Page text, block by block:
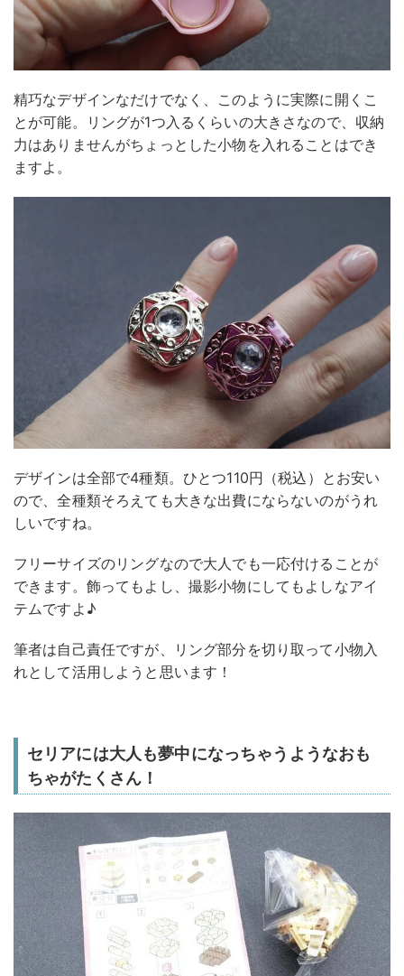
精巧なデザインなだけでなく、このように実際に開くこ
とが可能。リングが1つ入るくらいの大きさなので、収納
力はありませんがちょっとした小物を入れることはでき
ますよ。
デザインは全部で4種類。ひとつ110円（税込）とお安い
ので、全種類そろえても大きな出費にならないのがうれ
しいですね。
フリーサイズのリングなので大人でも一応付けることが
できます。飾ってもよし、撮影小物にしてもよしなアイ
テムですよ♪
筆者は自己責任ですが、リング部分を切り取って小物入
れとして活用しようと思います！
セリアには大人も夢中になっちゃうようなおも
ちゃがたくさん！